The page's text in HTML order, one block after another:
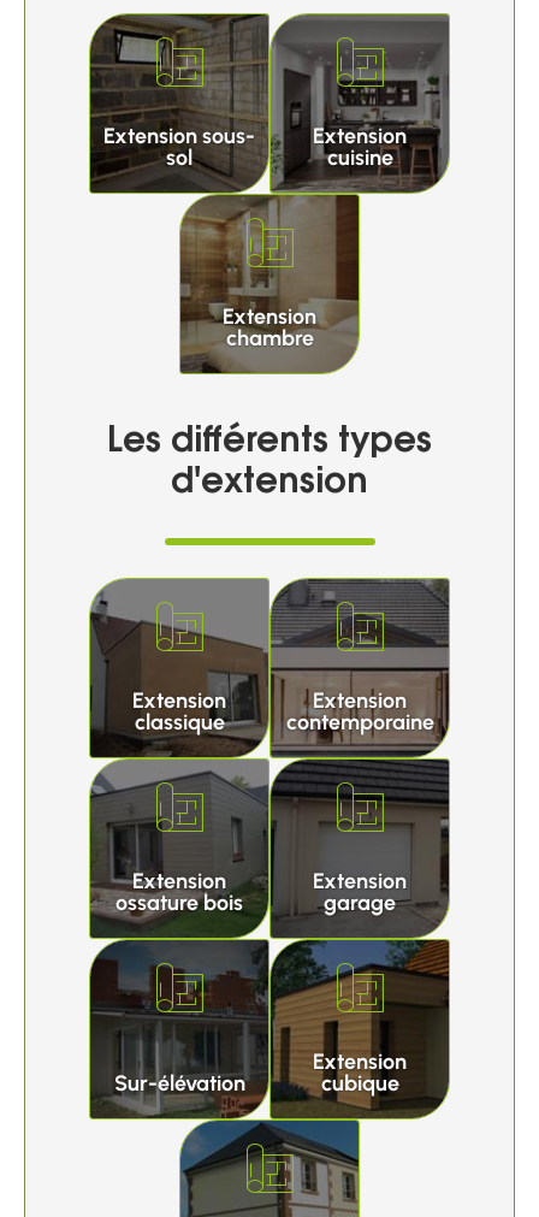
Extension sous-
sol
Extension
cuisine
Extension
chambre
Les différents types
d'extension
Extension
classique
Extension
contemporaine
Extension
ossature bois
Extension
garage
Sur-élévation
Extension
cubique